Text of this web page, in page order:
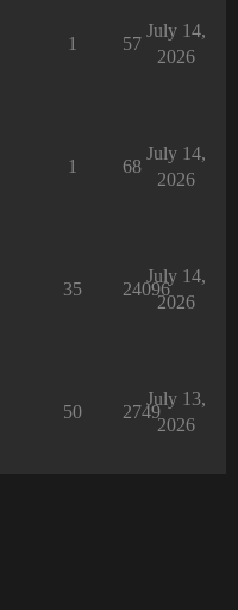
1 57
July 14,
2026
1 68
July 14,
2026
35 24096
July 14,
2026
50 2749
July 13,
2026